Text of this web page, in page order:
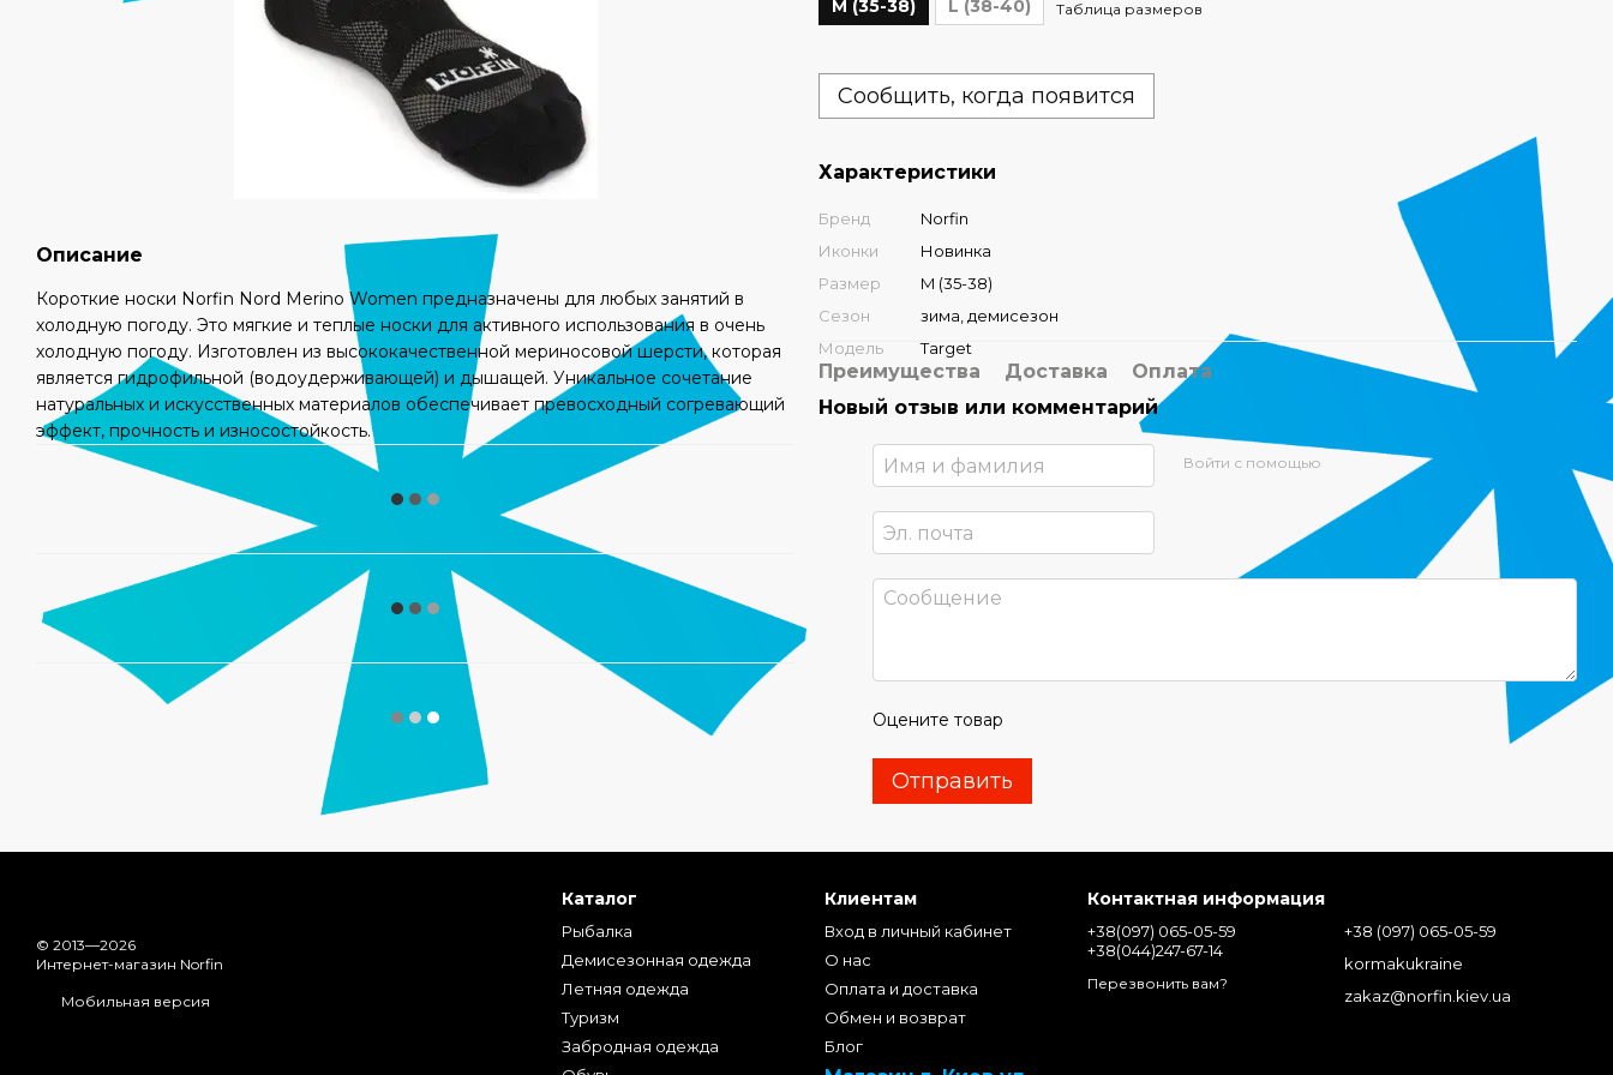
Описание
Короткие носки Norfin Nord Merino Women предназначены для любых занятий в
холодную погоду. Это мягкие и теплые носки для активного использования в очень
холодную погоду. Изготовлен из высококачественной мериносовой шерсти, которая
является гидрофильной (водоудерживающей) и дышащей. Уникальное сочетание
натуральных и искусственных материалов обеспечивает превосходный согревающий
эффект, прочность и износостойкость.
M (35-38) L (38-40) Таблица размеров
Сообщить, когда появится
Характеристики
Бренд
Norfin
Иконки
Новинка
Размер
M (35-38)
Сезон
зима, демисезон
Модель
Target
Преимущества Доставка
Оплата
Новый отзыв или комментарий
Войти с помощью
Оцените товар
Отправить
© 2013—2026
Интернет-магазин Norfin
Мобильная версия
Каталог
Рыбалка
Демисезонная одежда
Летняя одежда
Туризм
Забродная одежда
Клиентам
Вход в личный кабинет
О нас
Оплата и доставка
Обмен и возврат
Блог
Контактная информация
+38(097) 065-05-59
+38(044)247-67-14
Перезвонить вам?
+38 (097) 065-05-59
kormakukraine
zakaz@norfin.kiev.ua